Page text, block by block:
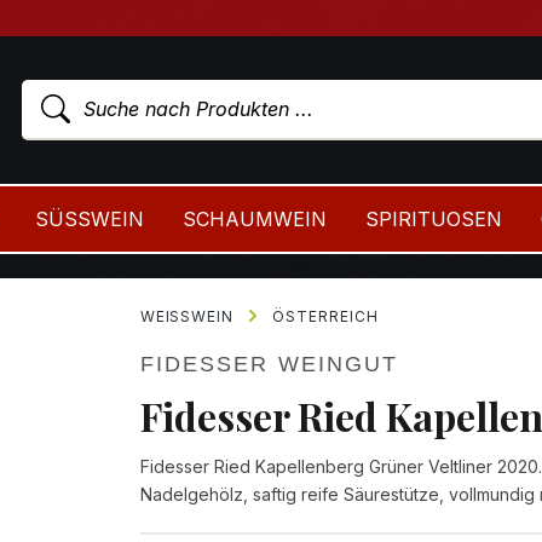
SÜSSWEIN SCHAUMWEIN SPIRITUOSEN
WEISSWEIN ÖSTERREICH
FIDESSER WEINGUT
Fidesser Ried
Fidesser Ried Kapellenberg Grüner Veltliner
Nadelgehölz, saftig reife Säurestütze, vollmundig